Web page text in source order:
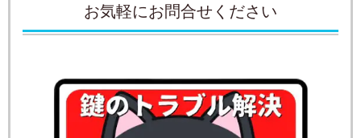
お気軽にお問合せください